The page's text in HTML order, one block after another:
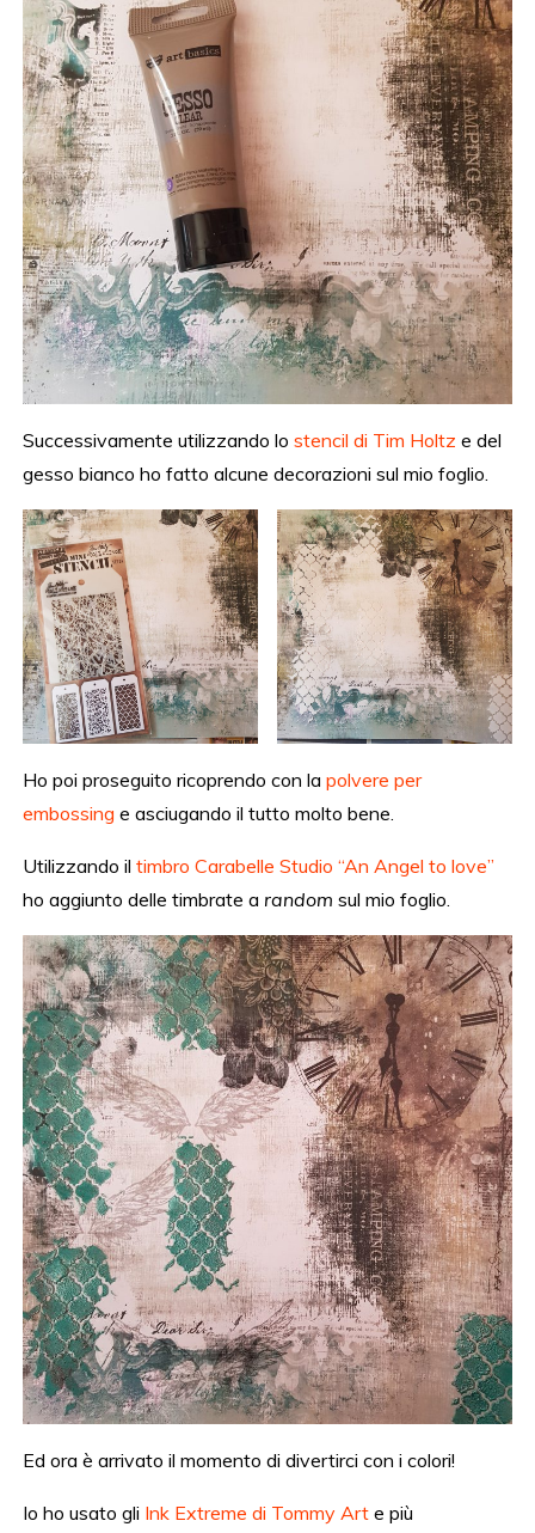
Successivamente utilizzando lostencil di Tim Holtz e del
gesso bianco ho fatto alcune decorazioni sul mio foglio.
Ho poi proseguito ricoprendo con lapolvere per
embossing e asciugando il tutto molto bene.
Utilizzando iltimbro Carabelle Studio “An Angel to love”
ho aggiunto delle timbrate a random sul mio foglio.
Ed ora è arrivato il momento di divertirci con i colori!
Io ho usato gli Ink Extreme di Tommy Art e più